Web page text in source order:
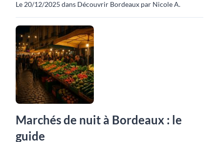
Le 20/12/2025 dans Découvrir Bordeaux par Nicole A.
Marchés de nuit à Bordeaux : le
guide